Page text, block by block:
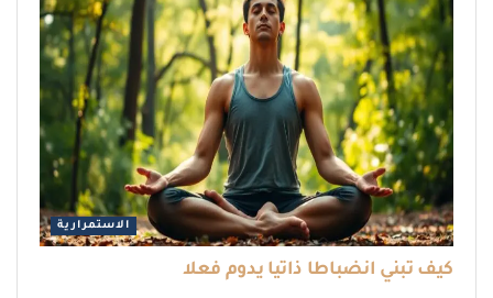
الاستمرارية
كيف تبني انضباطا ذاتيا يدوم فعلا